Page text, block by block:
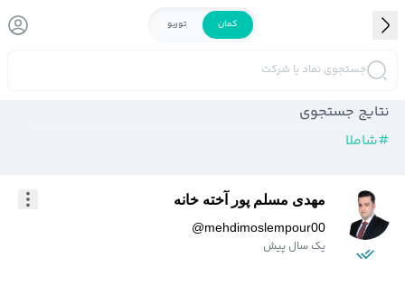
کمان توربو
جستجوی نماد یا شرکت
نتایج جستجوی
#شاملا
مهدی مسلم پور آخته خانه
@mehdimoslempour00
یک سال پیش